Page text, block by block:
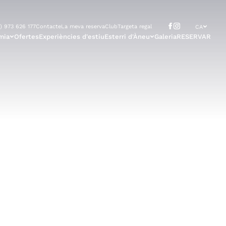
973 626 177ContacteLa meva reservaClubTargeta regal CA
OfertesExperiències d'estiuEsterri d'Àneu GaleriaRESERVAR